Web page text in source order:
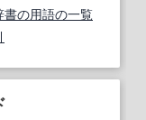
書の用語の一覧